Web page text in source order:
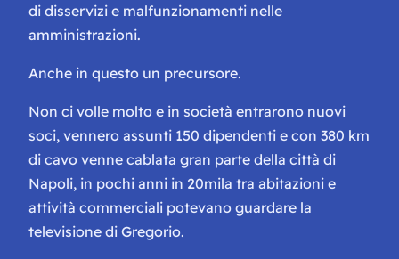
di disservizi e malfunzionamenti nelle
amministrazioni.
Anche in questo un precursore.
Non ci volle molto e in società entrarono nuovi
soci, vennero assunti 150 dipendenti e con 380 km
di cavo venne cablata gran parte della città di
Napoli, in pochi anni in 20mila tra abitazioni e
attività commerciali potevano guardare la
televisione di Gregorio.